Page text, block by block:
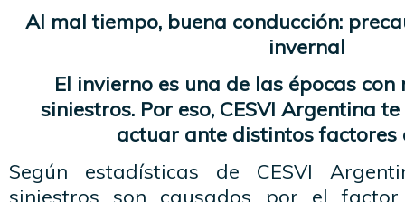
Al mal tiempo, buena conducción:
invernal
El invierno es una de las épocas
siniestros. Por eso, CESVI Argentina
actuar ante distintos factores
Según estadísticas de CESVI
siniestros son causados por el